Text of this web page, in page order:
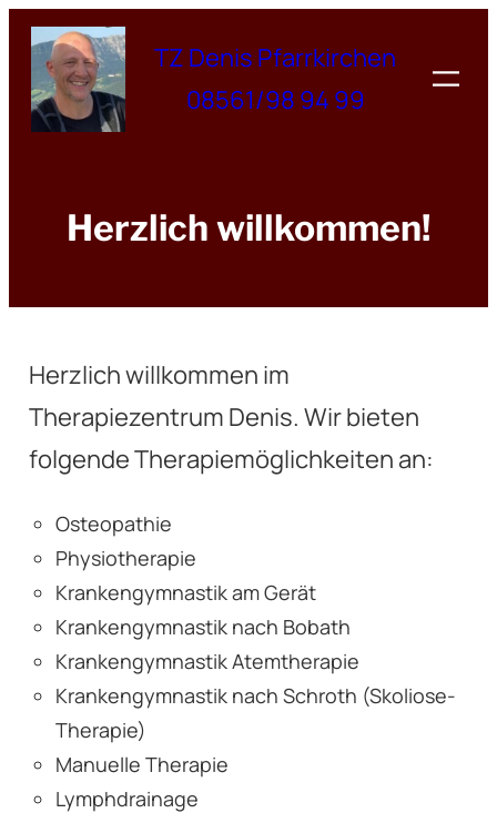
Zum
Inhalt
springen
TZ Denis Pfarrkirchen
08561/98 94 99
Herzlich willkommen!
Herzlich willkommen im
Therapiezentrum Denis. Wir bieten
folgende Therapiemöglichkeiten an:
Osteopathie
Physiotherapie
Krankengymnastik am Gerät
Krankengymnastik nach Bobath
Krankengymnastik Atemtherapie
Krankengymnastik nach Schroth (Skoliose-
Therapie)
Manuelle Therapie
Lymphdrainage